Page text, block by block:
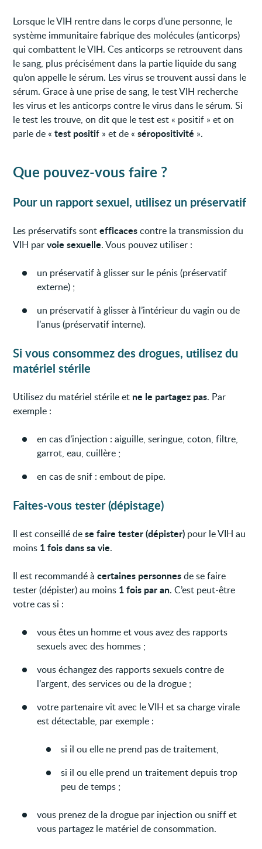
Lorsque le VIH rentre dans le corps d’une personne, le
système immunitaire fabrique des molécules (anticorps)
qui combattent le VIH. Ces anticorps se retrouvent dans
le sang, plus précisément dans la partie liquide du sang
qu’on appelle le sérum. Les virus se trouvent aussi dans le
sérum. Grace à une prise de sang, le test VIH recherche
les virus et les anticorps contre le virus dans le sérum. Si
le test les trouve, on dit que le test est « positif » et on
parle de «test positif » et de «séropositivité ».
Que pouvez-vous faire ?
Pour un rapport sexuel, utilisez un préservatif
Les préservatifs sontefficacescontre la transmission du
VIH parvoie sexuelle. Vous pouvez utiliser :
un préservatif à glisser sur le pénis (préservatif
externe) ;
un préservatif à glisser à l’intérieur du vagin ou de
l’anus (préservatif interne).
Si vous consommez des drogues, utilisez du
matériel stérile
Utilisez du matériel stérile et ne le partagez pas. Par
exemple :
en cas d’injection : aiguille, seringue, coton, filtre,
garrot, eau, cuillère ;
en cas de snif : embout de pipe.
Faites-vous tester (dépistage)
Il est conseillé dese faire tester (dépister) pour le VIH au
moins 1 fois dans sa vie.
Il est recommandé àcertaines personnesde se faire
tester (dépister) au moins 1 fois par an. C’est peut-être
votre cas si :
vous êtes un homme et vous avez des rapports
sexuels avec des hommes ;
vous échangez des rapports sexuels contre de
l’argent, des services ou de la drogue ;
votre partenaire vit avec le VIH et sa charge virale
est détectable, par exemple :
si il ou elle ne prend pas de traitement,
si il ou elle prend un traitement depuis trop
peu de temps ;
vous prenez de la drogue par injection ou sniff et
vous partagez le matériel de consommation.